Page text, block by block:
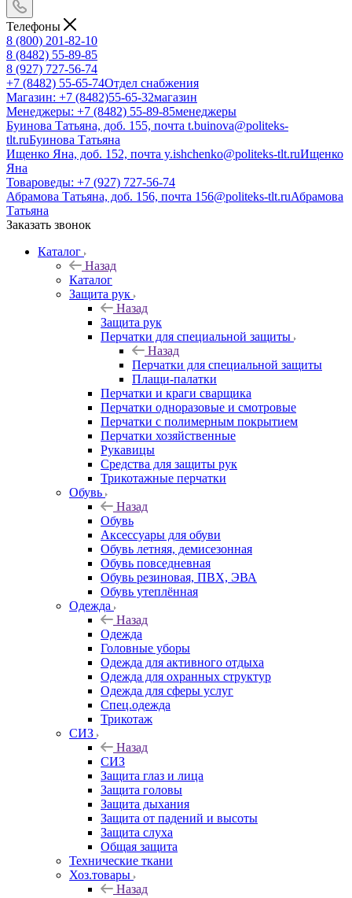
Телефоны
8 (800) 201-82-10
8 (8482) 55-89-85
8 (927) 727-56-74
+7 (8482) 55-65-74Отдел снабжения
Магазин: +7 (8482)55-65-32магазин
Менеджеры: +7 (8482) 55-89-85менеджеры
Буинова Татьяна, доб. 155, почта t.buinova@politeks-
tlt.ruБуинова Татьяна
Ищенко Яна, доб. 152, почта y.ishchenko@politeks-tlt.ruИщенко
Яна
Товароведы: +7 (927) 727-56-74
Абрамова Татьяна, доб. 156, почта 156@politeks-tlt.ruАбрамова
Татьяна
Заказать звонок
Каталог
Назад
Каталог
Защита рук
Назад
Защита рук
Перчатки для специальной защиты
Назад
Перчатки для специальной защиты
Плащи-палатки
Перчатки и краги сварщика
Перчатки одноразовые и смотровые
Перчатки с полимерным покрытием
Перчатки хозяйственные
Рукавицы
Средства для защиты рук
Трикотажные перчатки
Обувь
Назад
Обувь
Аксессуары для обуви
Обувь летняя, демисезонная
Обувь повседневная
Обувь резиновая, ПВХ, ЭВА
Обувь утеплённая
Одежда
Назад
Одежда
Головные уборы
Одежда для активного отдыха
Одежда для охранных структур
Одежда для сферы услуг
Спец.одежда
Трикотаж
СИЗ
Назад
СИЗ
Защита глаз и лица
Защита головы
Защита дыхания
Защита от падений и высоты
Защита слуха
Общая защита
Технические ткани
Хоз.товары
Назад